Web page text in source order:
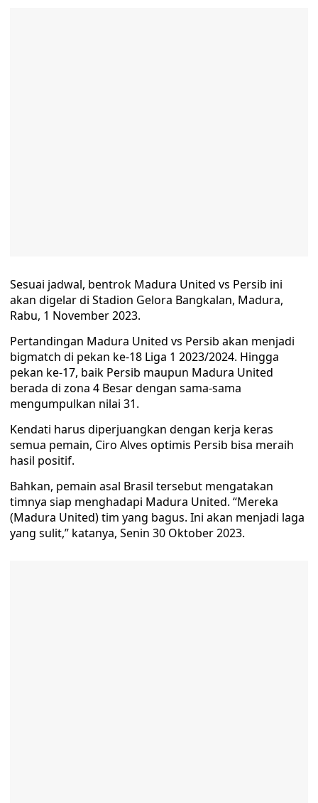
Sesuai jadwal, bentrok Madura United vs Persib ini
akan digelar di Stadion Gelora Bangkalan, Madura,
Rabu, 1 November 2023.
Pertandingan Madura United vs Persib akan menjadi
bigmatch di pekan ke-18 Liga 1 2023/2024. Hingga
pekan ke-17, baik Persib maupun Madura United
berada di zona 4 Besar dengan sama-sama
mengumpulkan nilai 31.
Kendati harus diperjuangkan dengan kerja keras
semua pemain, Ciro Alves optimis Persib bisa meraih
hasil positif.
Bahkan, pemain asal Brasil tersebut mengatakan
timnya siap menghadapi Madura United. “Mereka
(Madura United) tim yang bagus. Ini akan menjadi laga
yang sulit,” katanya, Senin 30 Oktober 2023.